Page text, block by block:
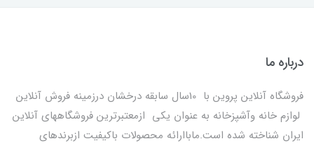
درباره ما
فروشگاه آنلاین پروین با 10سال سابقه درخشان درزمینه فروش آنلاین
لوازم خانه وآشپزخانه به عنوان یکی ازمعتبرترین فروشگاههای آنلاین
ایران شناخته شده است.ماباارائه محصولات باکیفیت ازبرندهای